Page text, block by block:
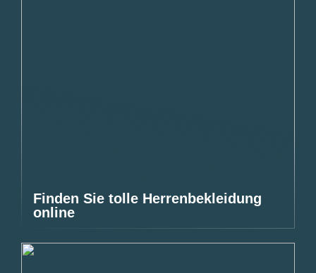
Finden Sie tolle Herrenbekleidung
online